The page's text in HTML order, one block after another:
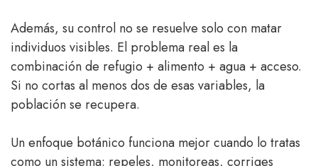
Además, su control no se resuelve solo con matar
individuos visibles. El problema real es la
combinación de refugio + alimento + agua + acceso.
Si no cortas al menos dos de esas variables, la
población se recupera.
Un enfoque botánico funciona mejor cuando lo tratas
como un sistema: repeles, monitoreas, corriges